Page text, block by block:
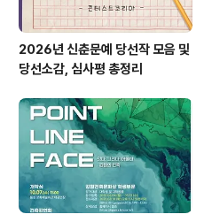
2026년 신춘문예 당선작 모음 및
당선소감, 심사평 총정리